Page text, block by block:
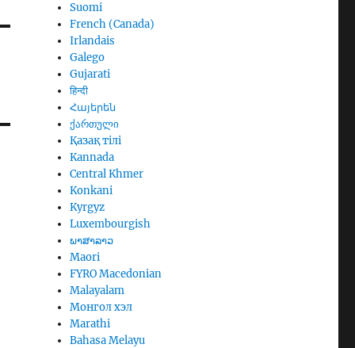
Suomi
French (Canada)
Irlandais
Galego
Gujarati
हिन्दी
Հայերեն
ქართული
Қазақ тілі
Kannada
Central Khmer
Konkani
Kyrgyz
Luxembourgish
ພາສາລາວ
Maori
FYRO Macedonian
Malayalam
Монгол хэл
Marathi
Bahasa Melayu